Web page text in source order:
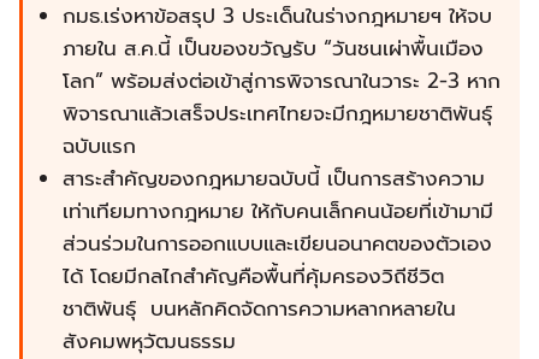
กมธ.เร่งหาข้อสรุป 3 ประเด็นในร่างกฎหมายฯ ให้จบ
ภายใน ส.ค.นี้ เป็นของขวัญรับ “วันชนเผ่าพื้นเมือง
โลก” พร้อมส่งต่อเข้าสู่การพิจารณาในวาระ 2-3 หาก
พิจารณาแล้วเสร็จประเทศไทยจะมีกฎหมายชาติพันธุ์
ฉบับแรก
สาระสำคัญของกฎหมายฉบับนี้ เป็นการสร้างความ
เท่าเทียมทางกฎหมาย ให้กับคนเล็กคนน้อยที่เข้ามามี
ส่วนร่วมในการออกแบบและเขียนอนาคตของตัวเอง
ได้ โดยมีกลไกสำคัญคือพื้นที่คุ้มครองวิถีชีวิต
ชาติพันธุ์ บนหลักคิดจัดการความหลากหลายใน
สังคมพหุวัฒนธรรม